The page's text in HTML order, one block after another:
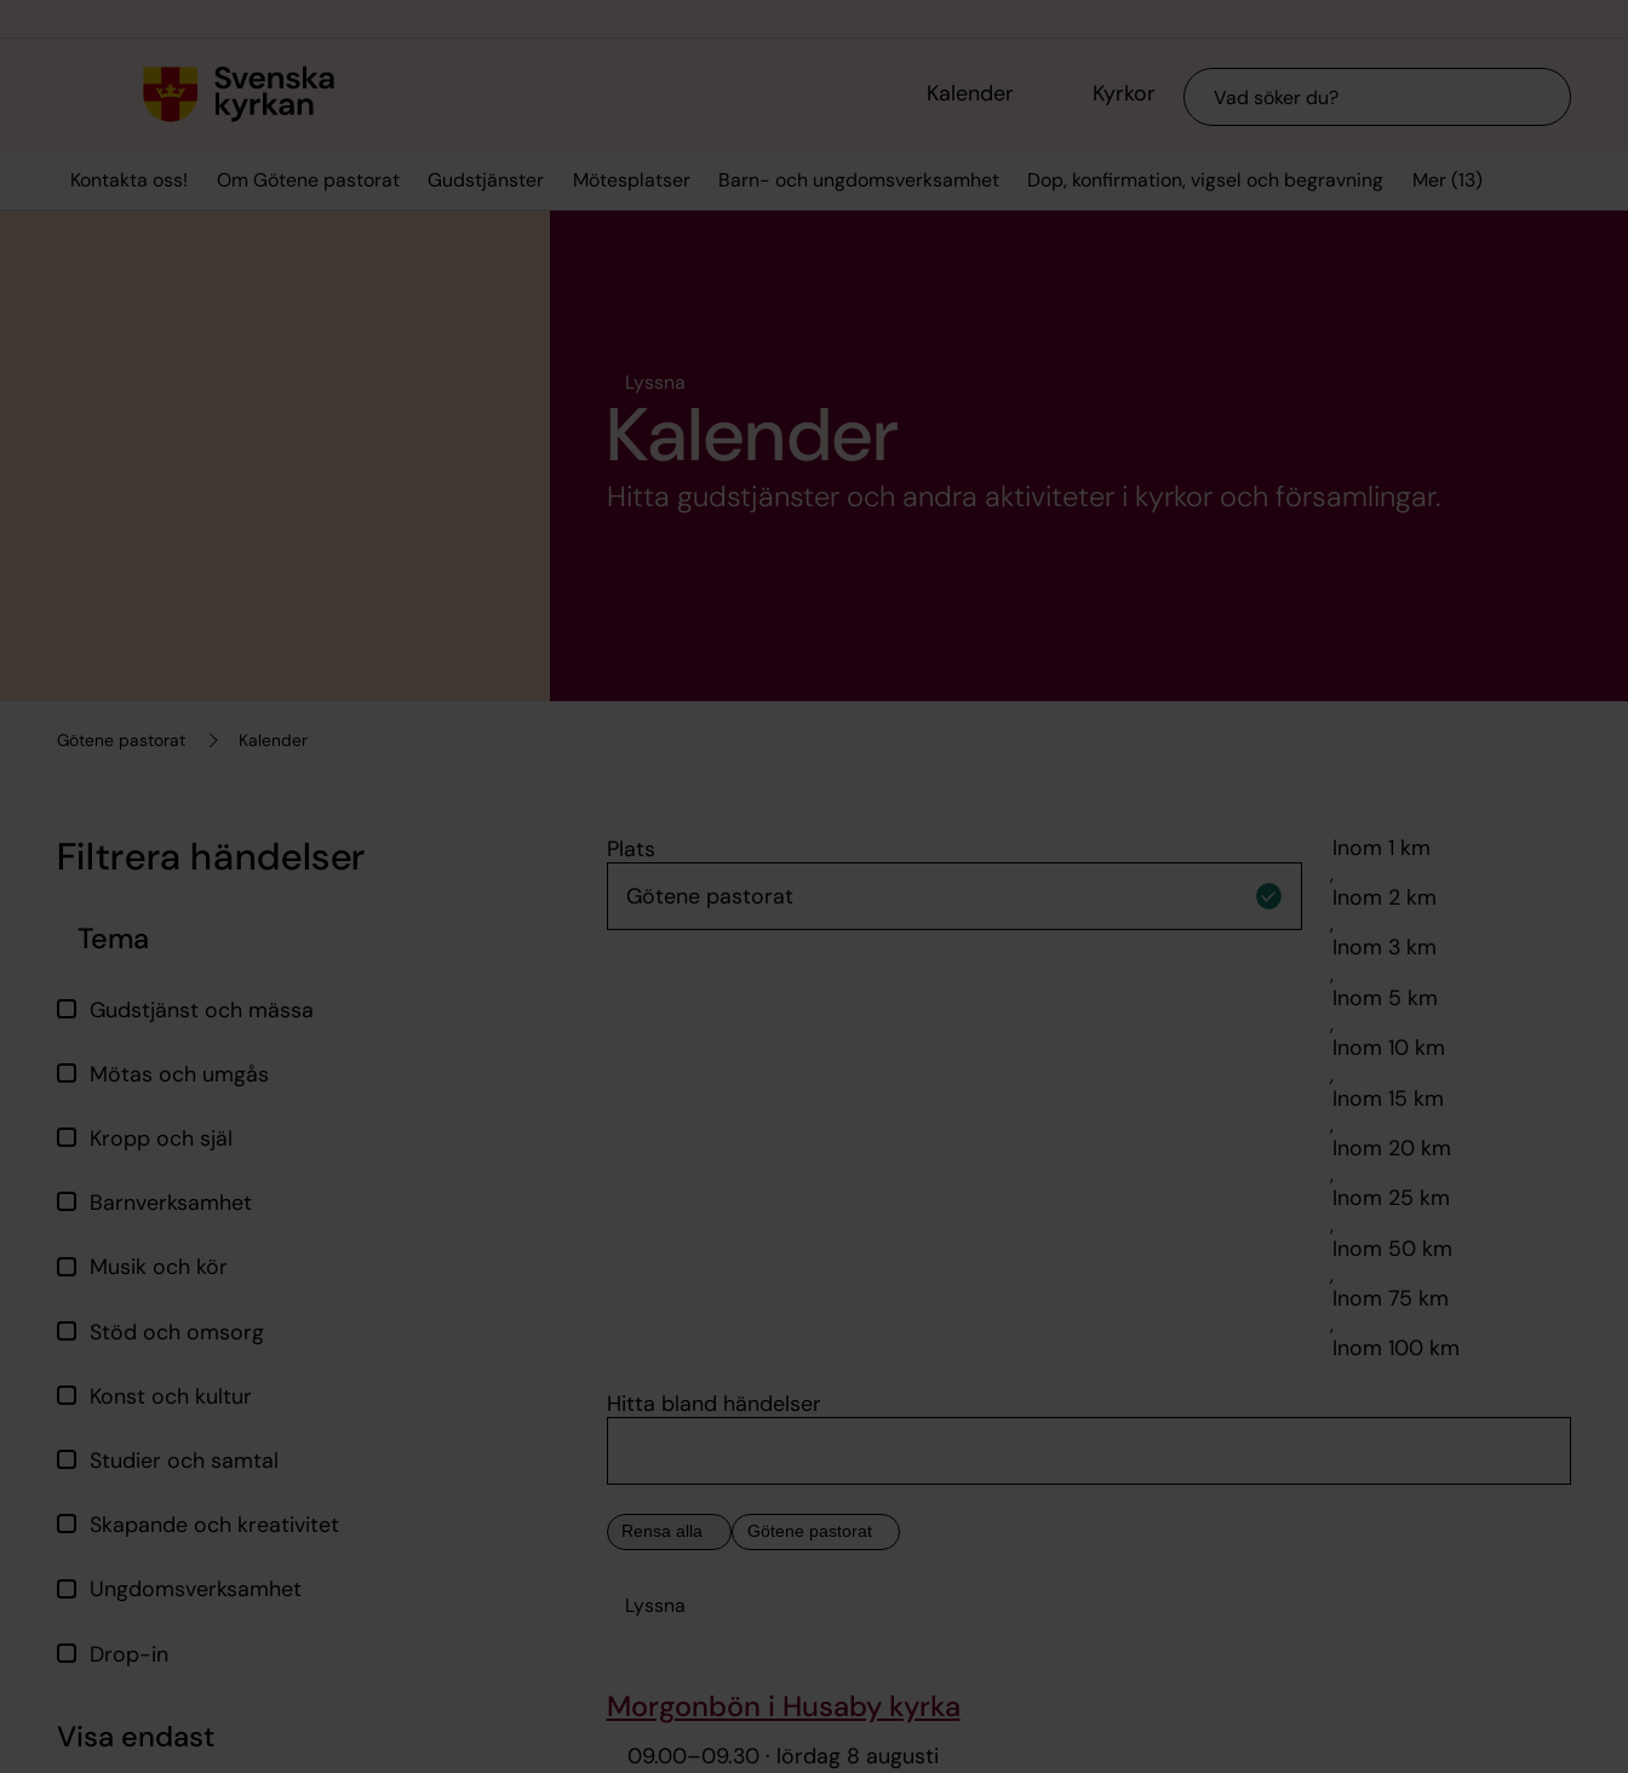
Kalender Kyrkor Sök
Kontakta oss! Om Götene pastorat Gudstjänster Mötesplatser Barn- och ungdomsverksamhet Dop, konfirmation, vigsel och begravning Mer (13)
Götene pastorat Kalender
Lyssna
Kalender
Hitta gudstjänster och andra aktiviteter i kyrkor och församlingar.
Filtrera händelser
Tema
Gudstjänst och mässa
Mötas och umgås
Kropp och själ
Barnverksamhet
Musik och kör
Stöd och omsorg
Konst och kultur
Studier och samtal
Skapande och kreativitet
Ungdomsverksamhet
Drop-in
Visa endast
Plats
,
,
,
,
,
,
,
,
,
,
Hitta bland händelser
Lyssna
Morgonbön i Husaby kyrka
09.00–09.30 · lördag 8 augusti